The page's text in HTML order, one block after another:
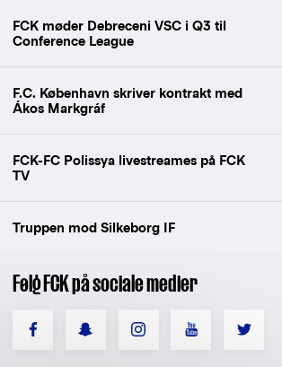
FCK møder Debreceni VSC i Q3 til
Conference League
F.C. København skriver kontrakt med
Ákos Markgráf
FCK-FC Polissya livestreames på FCK
TV
Truppen mod Silkeborg IF
Følg FCK på sociale medier